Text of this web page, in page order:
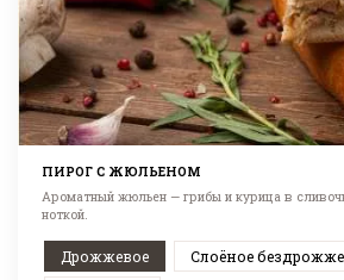
ПИРОГ С ЖЮЛЬЕНОМ
Ароматный жюльен — грибы и курица в
ноткой.
Дрожжевое
Слоёное